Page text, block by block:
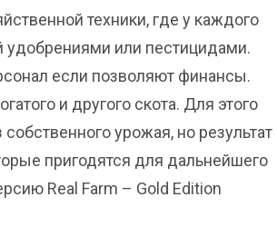
техники, где у каждого
удобрениями или пестицидами.
если позволяют финансы.
и другого скота. Для этого
урожая, но результат
пригодятся для дальнейшего
Real Farm – Gold Edition